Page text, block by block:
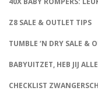
Z8 SALE & OUTLET TIPS
TUMBLE ‘N DRY SALE &
BABYUITZET, HEB JIJ
CHECKLIST